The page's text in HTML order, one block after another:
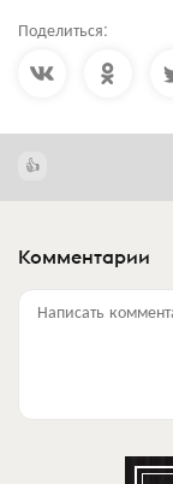
Поделиться:
Комментарии
Написать